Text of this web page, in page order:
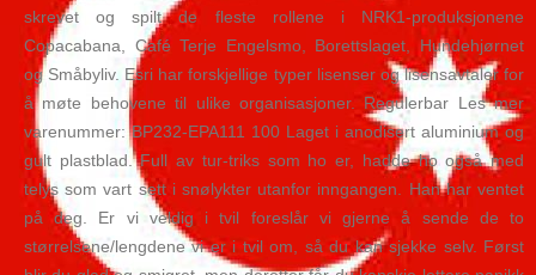
skrevet og spilt de fleste rollene i NRK1-produksjonene
Copacabana, Café Terje Engelsmo, Borettslaget, Hundehjørnet
og Småbyliv. Esri har forskjellige typer lisenser og lisensavtaler for
å møte behovene til ulike organisasjoner. Regulerbar Les mer
varenummer: BP232-EPA111 100 Laget i anodisert aluminium og
gult plastblad. Full av tur-triks som ho er, hadde ho også med
telys som vart sett i snølykter utanfor inngangen. Han har ventet
på deg. Er vi veldig i tvil foreslår vi gjerne å sende de to
størrelsene/lengdene vi er i tvil om, så du kan sjekke selv. Først